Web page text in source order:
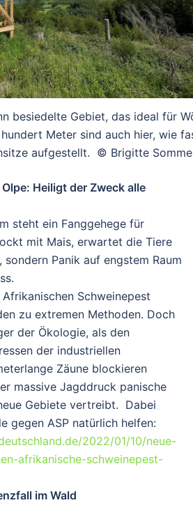
besiedelte Gebiet, das ideal für
Meter sind auch hier, wie
aufgestellt. © Brigitte
Heiligt der Zweck alle
steht ein Fanggehege für
mit Mais, erwartet die Tiere
Panik auf engstem Raum
Schweinepest
zu extremen Methoden. Doch
der Ökologie, als den
der industriellen
Zäune blockieren
massive Jagddruck panische
Gebiete vertreibt. Dabei
gegen ASP natürlich helfen:
2022/01/10/neue-
afrikanische-schweinepest-
im Wald